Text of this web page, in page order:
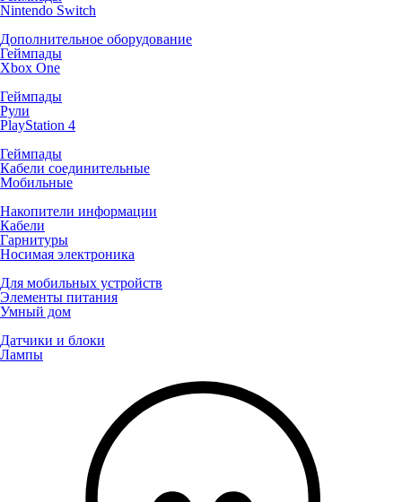
Nintendo Switch
Дополнительное оборудование
Геймпады
Xbox One
Геймпады
Рули
PlayStation 4
Геймпады
Кабели соединительные
Мобильные
Накопители информации
Кабели
Гарнитуры
Носимая электроника
Для мобильных устройств
Элементы питания
Умный дом
Датчики и блоки
Лампы